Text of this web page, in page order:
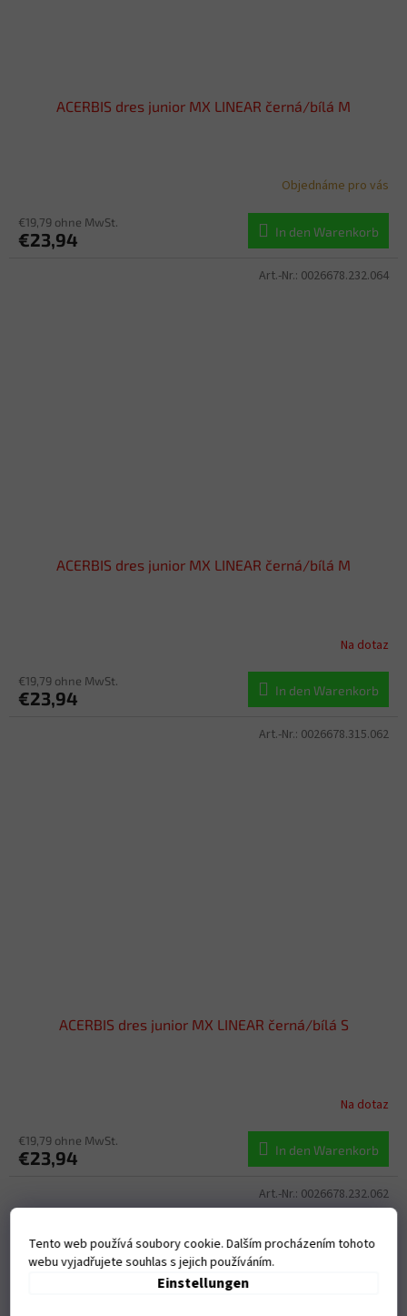
Tento web používá soubory cookie. Dalším procházením tohoto
webu vyjadřujete souhlas s jejich používáním.
Einstellungen
ACERBIS dres junior MX LINEAR černá/bílá M
Objednáme pro vás
€19,79 ohne MwSt.
€23,94 In den Warenkorb
ACERBIS dres junior MX LINEAR černá/bílá M
Na dotaz
€19,79 ohne MwSt.
€23,94 In den Warenkorb
Art.-Nr.: 0026678.232.064
ACERBIS dres junior MX LINEAR černá/bílá S
Na dotaz
€19,79 ohne MwSt.
€23,94 In den Warenkorb
Art.-Nr.: 0026678.315.062
Art.-Nr.: 0026678.232.062